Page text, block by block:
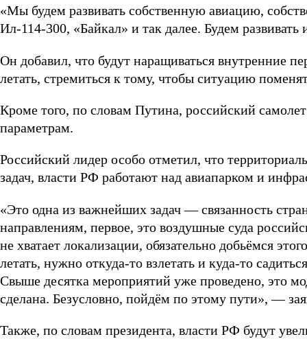
«Мы будем развивать собственную авиацию,
Ил-114-300, «Байкал» и так далее. Будем
Он добавил, что будут наращиваться внутренние
летать, стремиться к тому, чтобы ситуацию
Кроме того, по словам Путина, российский
параметрам.
Российский лидер особо отметил, что
задач, власти РФ работают над авиапарком и
«Это одна из важнейших задач — связанность
направлениям, первое, это воздушные суда
не хватает локализации, обязательно добьёмся
летать, нужно откуда-то взлетать и куда-то
Свыше десятка мероприятий уже проведено, это
сделана. Безусловно, пойдём по этому пути», —
Также, по словам президента, власти РФ будут